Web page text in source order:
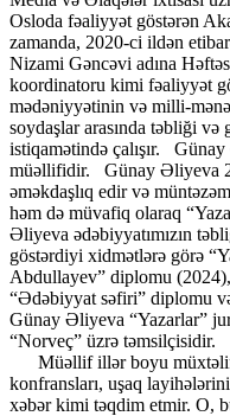
Osloda fəaliyyət göstərən
zamanda, 2020-ci ildən
Nizami Gəncəvi adına
koordinatoru kimi fəaliyyət
mədəniyyətinin və milli-
soydaşlar arasında təbliği
istiqamətində çalışır.
müəllifidir. Günay Əliyeva
əməkdaşlıq edir və
həm də müvafiq olaraq
Əliyeva ədəbiyyatımızın
göstərdiyi xidmətlərə görə
Abdullayev” diplomu
“Ədəbiyyat səfiri” diplomu
Günay Əliyeva “Yazarlar”
“Norveç” üzrə təmsilçisidir.
Müəllif illər boyu müxtəlif
konfransları, uşaq
xəbər kimi təqdim etmir. O,